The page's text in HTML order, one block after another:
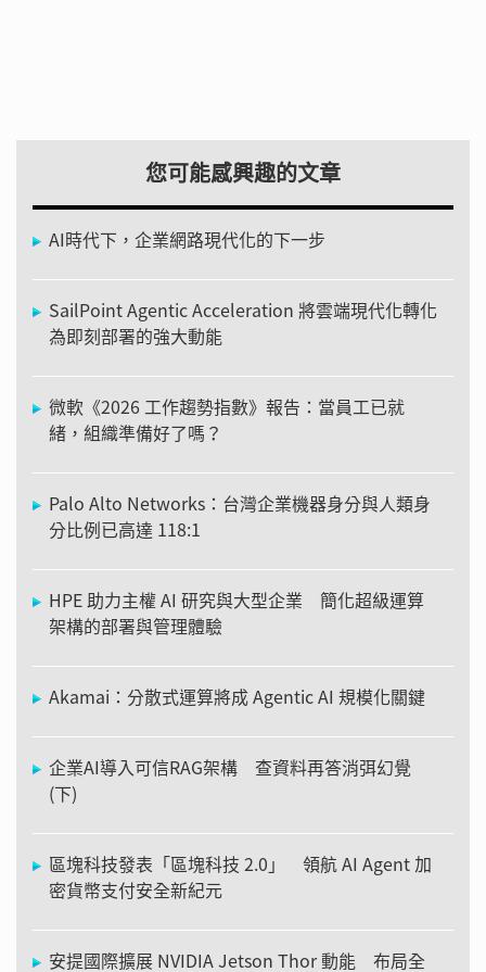
您可能感興趣的文章
AI時代下，企業網路現代化的下一步
SailPoint Agentic Acceleration 將雲端現代化轉化
為即刻部署的強大動能
微軟《2026 工作趨勢指數》報告：當員工已就
緒，組織準備好了嗎？
Palo Alto Networks：台灣企業機器身分與人類身
分比例已高達 118:1
HPE 助力主權 AI 研究與大型企業 簡化超級運算
架構的部署與管理體驗
Akamai：分散式運算將成 Agentic AI 規模化關鍵
企業AI導入可信RAG架構 查資料再答消弭幻覺
(下)
區塊科技發表「區塊科技 2.0」 領航 AI Agent 加
密貨幣支付安全新紀元
安提國際擴展 NVIDIA Jetson Thor 動能 布局全